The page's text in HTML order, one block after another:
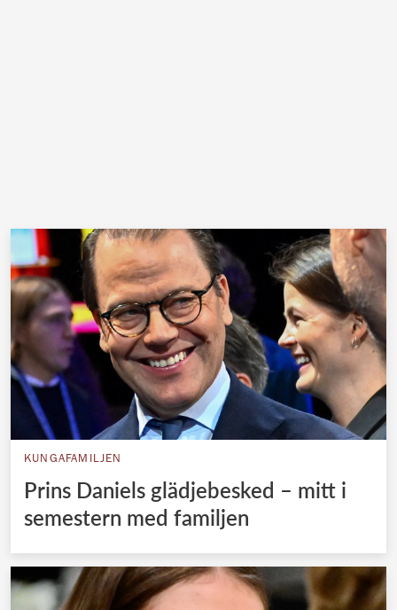
KUNGAFAMILJEN
Prins Daniels glädjebesked – mitt i
semestern med familjen